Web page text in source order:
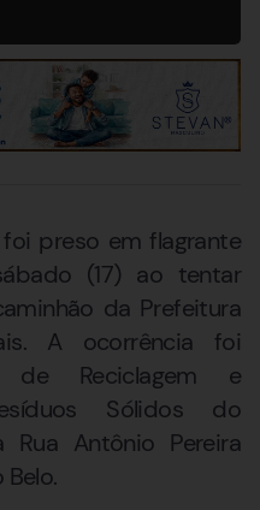
preso em flagrante
(17) ao tentar
da Prefeitura
A ocorrência foi
de Reciclagem e
Sólidos do
Rua Antônio Pereira